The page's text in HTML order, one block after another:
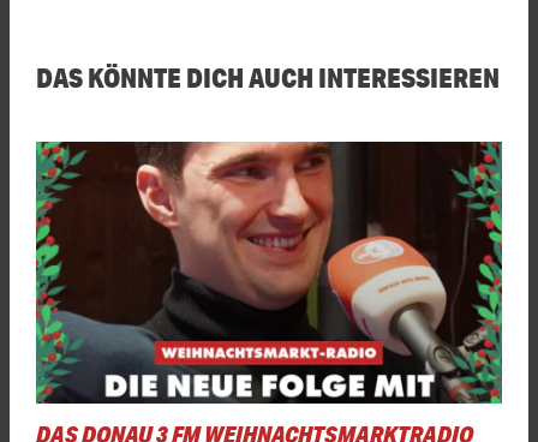
DAS KÖNNTE DICH AUCH INTERESSIEREN
DAS DONAU 3 FM WEIHNACHTSMARKTRADIO